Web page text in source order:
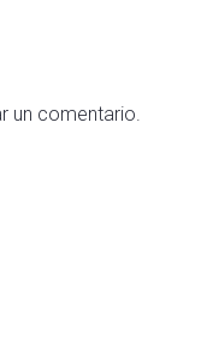
un comentario.